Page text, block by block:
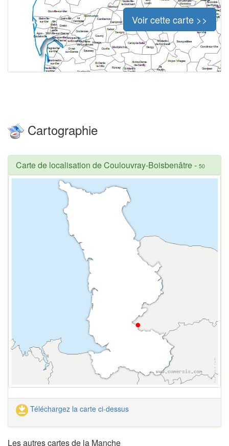
Voir cette carte >>
Cartographie
Carte de localisation de Coulouvray-Boisbenâtre- 50
Téléchargez la carte ci-dessus
Les autres cartes de la Manche